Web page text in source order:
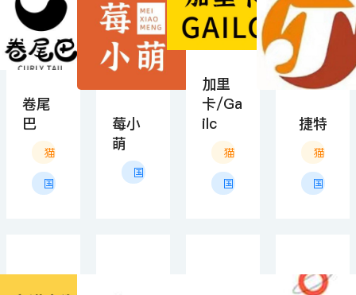
宠物附属品 特殊宠物(活体)
卷尾
巴
猫狗清洁用品
国产
莓小
萌
国产
加里
卡/Ga
ilc
猫狗美容用品
国产
捷特
猫狗清
国产